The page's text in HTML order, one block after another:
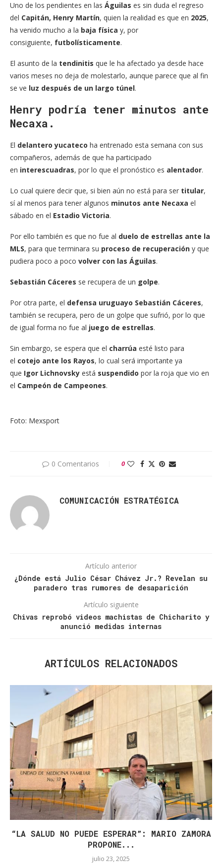
Uno de los pendientes en las Águilas es sin duda el regreso
del Capitán, Henry Martín, quien la realidad es que en 2025,
ha venido mucho a la baja física y, por
consiguiente, futbolísticamente.
El asunto de la tendinitis que le ha afectado ya desde hace
varios meses no deja de molestarlo, aunque parece que al fin
se ve luz después de un largo túnel.
Henry podría tener minutos ante
Necaxa.
El delantero yucateco ha entrenado esta semana con sus
compañeros, además de que ha participado
en interescuadras, por lo que el pronóstico es alentador.
Lo cual quiere decir que, si bien aún no está para ser titular,
sí al menos para tener algunos minutos ante Necaxa el
sábado en el Estadio Victoria.
Por ello también es que no fue al duelo de estrellas ante la
MLS, para que terminara su proceso de recuperación y que
pudiera poco a poco volver con las Águilas.
Sebastián Cáceres se recupera de un golpe.
Por otra parte, el defensa uruguayo Sebastián Cáceres,
también se recupera, pero de un golpe que sufrió, por lo que
de igual forma no fue al juego de estrellas.
Sin embargo, se espera que el charrúa esté listo para
el cotejo ante los Rayos, lo cual será importante ya
que Igor Lichnovsky está suspendido por la roja que vio en
el Campeón de Campeones.
Foto: Mexsport
0 Comentarios 0
COMUNICACIÓN ESTRATÉGICA
Artículo anterior
¿Dónde está Julio César Chávez Jr.? Revelan su
paradero tras rumores de desaparición
Artículo siguiente
Chivas reprobó videos machistas de Chicharito y
anunció medidas internas
ARTÍCULOS RELACIONADOS
“LA SALUD NO PUEDE ESPERAR”: MARIO ZAMORA
PROPONE...
julio 23, 2025